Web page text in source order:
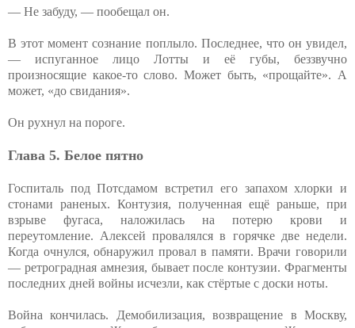
— Не забуду, — пообещал он.
В этот момент сознание поплыло. Последнее, что он увидел,
— испуганное лицо Лотты и её губы, беззвучно
произносящие какое-то слово. Может быть, «прощайте». А
может, «до свидания».
Он рухнул на пороге.
Глава 5. Белое пятно
Госпиталь под Потсдамом встретил его запахом хлорки и
стонами раненых. Контузия, полученная ещё раньше, при
взрыве фугаса, наложилась на потерю крови и
переутомление. Алексей провалялся в горячке две недели.
Когда очнулся, обнаружил провал в памяти. Врачи говорили
— ретроградная амнезия, бывает после контузии. Фрагменты
последних дней войны исчезли, как стёртые с доски ноты.
Война кончилась. Демобилизация, возвращение в Москву,